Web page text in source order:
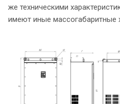
же техническими
имеют иные массогабаритные